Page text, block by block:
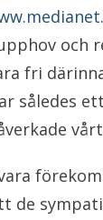
och
fri
således
de